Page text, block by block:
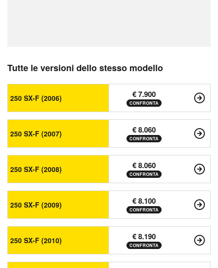
Tutte le versioni dello stesso modello
250 SX-F (2006) € 7.900
CONFRONTA
250 SX-F (2007) € 8.060
CONFRONTA
250 SX-F (2008) € 8.060
CONFRONTA
250 SX-F (2009) € 8.100
CONFRONTA
250 SX-F (2010) € 8.190
CONFRONTA